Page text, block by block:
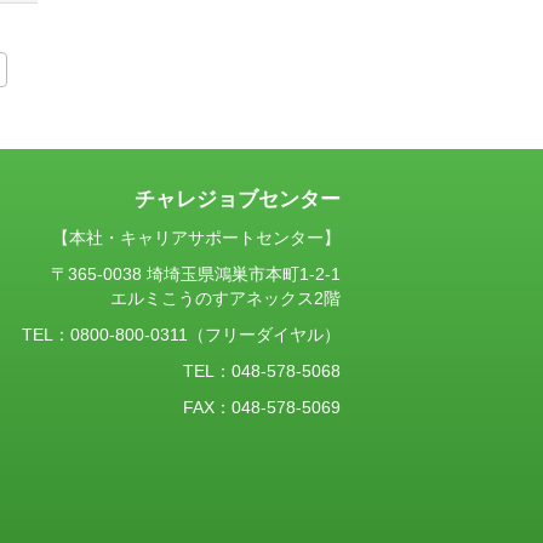
チャレジョブセンター
【本社・キャリアサポートセンター】
〒365-0038 埼埼玉県鴻巣市本町1-2-1
エルミこうのすアネックス2階
TEL： 0800-800-0311
（フリーダイヤル）
TEL：048-578-5068
FAX：048-578-5069